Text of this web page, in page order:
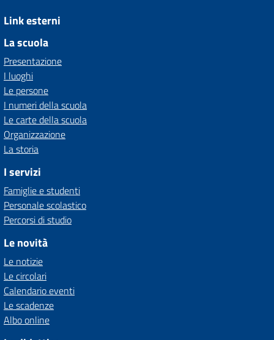
Link esterni
La scuola
Presentazione
I luoghi
Le persone
I numeri della scuola
Le carte della scuola
Organizzazione
La storia
I servizi
Famiglie e studenti
Personale scolastico
Percorsi di studio
Le novità
Le notizie
Le circolari
Calendario eventi
Le scadenze
Albo online